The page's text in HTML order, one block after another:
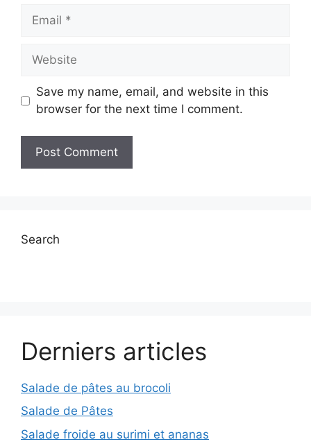
Email
Website
Save my name, email, and website in this
browser for the next time I comment.
Search
Derniers articles
Salade de pâtes au brocoli
Salade de Pâtes
Salade froide au surimi et ananas